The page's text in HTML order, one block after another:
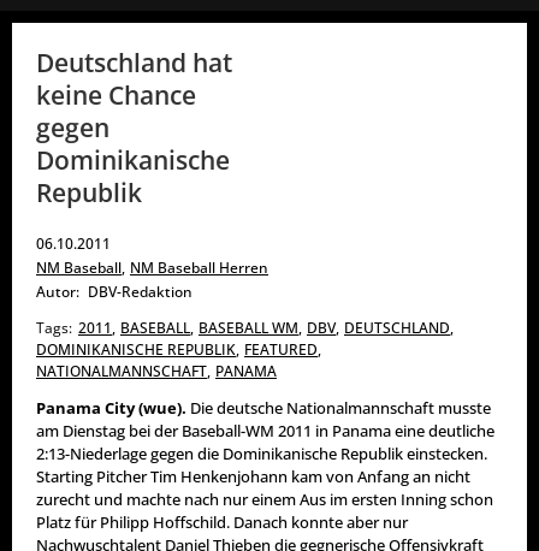
Deutschland hat
keine Chance
gegen
Dominikanische
Republik
06.10.2011
NM Baseball, NM Baseball Herren
Autor: DBV-Redaktion
Tags: 2011, BASEBALL, BASEBALL WM, DBV, DEUTSCHLAND,
DOMINIKANISCHE REPUBLIK, FEATURED,
NATIONALMANNSCHAFT, PANAMA
Panama City (wue). Die deutsche Nationalmannschaft musste
am Dienstag bei der Baseball-WM 2011 in Panama eine deutliche
2:13-Niederlage gegen die Dominikanische Republik einstecken.
Starting Pitcher Tim Henkenjohann kam von Anfang an nicht
zurecht und machte nach nur einem Aus im ersten Inning schon
Platz für Philipp Hoffschild. Danach konnte aber nur
Nachwuschtalent Daniel Thieben die gegnerische Offensivkraft